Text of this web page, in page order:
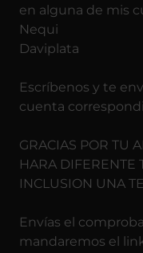
en alguna de mis
Nequi
Daviplata
Escríbenos y te
cuenta
GRACIAS POR TU
HARA DIFERENTE
INCLUSION UNA
Envías el
mandaremos el